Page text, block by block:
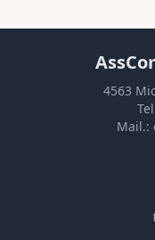
4563
Mail.: